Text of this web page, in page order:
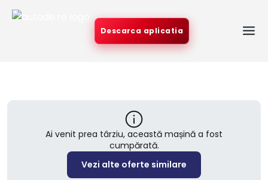
Descarca aplicatia
Ai venit prea târziu, această mașină a fost
cumpărată.
Vezi alte oferte similare